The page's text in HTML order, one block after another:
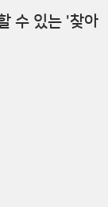
수 있는 '찾아